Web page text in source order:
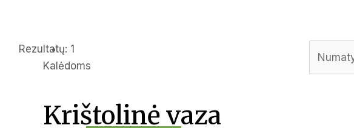
Rezultatų: 1
Kalėdoms
Krištolinė vaza